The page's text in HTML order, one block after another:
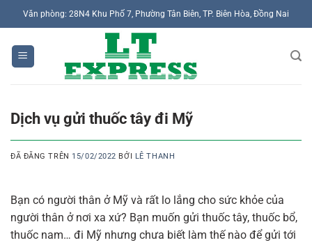
Chuyển
đến
nội
dung
Văn phòng: 28N4 Khu Phố 7, Phường Tân Biên, TP. Biên Hòa, Đồng Nai
Dịch vụ gửi thuốc tây đi Mỹ
ĐÃ ĐĂNG TRÊN 15/02/2022 BỞI LÊ THANH
Bạn có người thân ở Mỹ và rất lo lắng cho sức khỏe của
người thân ở nơi xa xứ? Bạn muốn gửi thuốc tây, thuốc bổ,
thuốc nam… đi Mỹ nhưng chưa biết làm thế nào để gửi tới